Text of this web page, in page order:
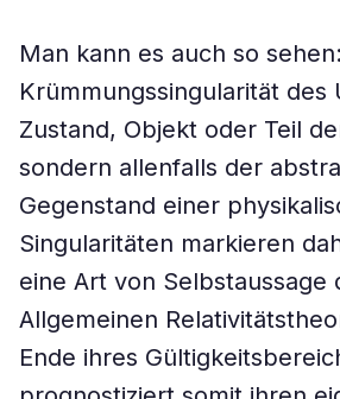
Man kann es auch so
Krümmungssingularität des
Zustand, Objekt oder Teil
sondern allenfalls der
Gegenstand einer
Singularitäten markieren
eine Art von Selbstaussage
Allgemeinen
Ende ihres